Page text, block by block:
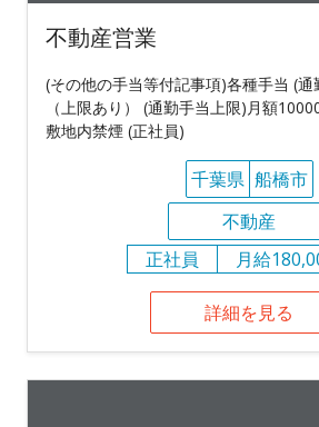
不動産営業
(その他の手当等付記事項)各種手当 (
（上限あり） (通勤手当上限)月額
敷地内禁煙 (正社員)
千葉県 船橋市
不動産
正社員
月給
詳細を見る